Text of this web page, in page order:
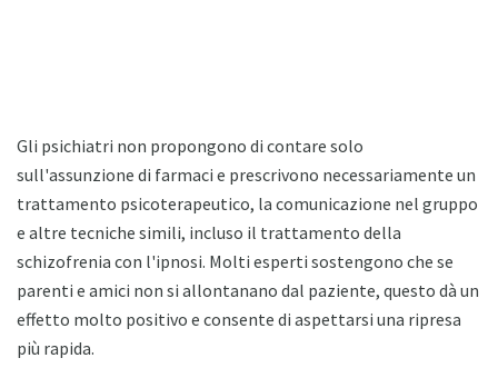
Gli psichiatri non propongono di contare solo
sull'assunzione di farmaci e prescrivono necessariamente un
trattamento psicoterapeutico, la comunicazione nel gruppo
e altre tecniche simili, incluso il trattamento della
schizofrenia con l'ipnosi. Molti esperti sostengono che se
parenti e amici non si allontanano dal paziente, questo dà un
effetto molto positivo e consente di aspettarsi una ripresa
più rapida.